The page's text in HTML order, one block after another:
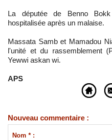
La députée de Benno
hospitalisée après un malaise.
Massata Samb et Mamadou
l'unité et du rassemblement
Yewwi askan wi.
APS
Nouveau commentaire :
Nom * :